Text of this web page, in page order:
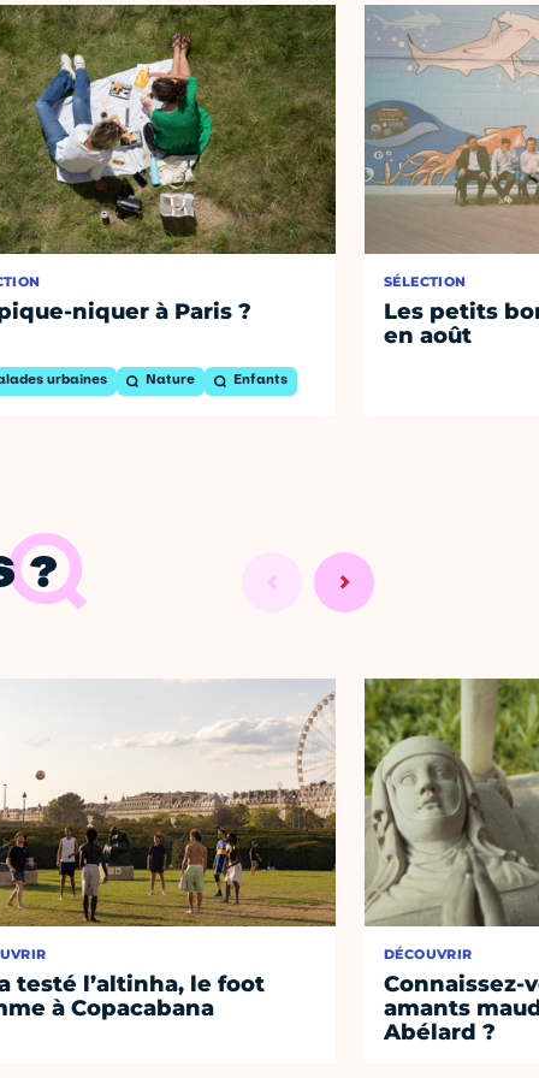
niquer à Paris ?
urbaines Nature Enfants
SÉLECTION
Les petits
en août
?
testé l’altinha, le foot
à Copacabana
DÉCOUVRIR
Connaissez-
amants
Abélard ?